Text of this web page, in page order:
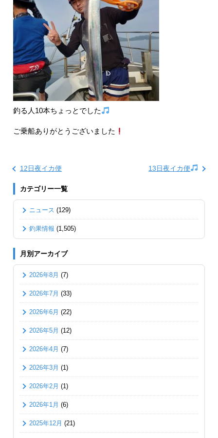
釣る人10本ちょっとでした
ご乗船ありがとうございました
12日夜イカ便 13日夜イカ便
カテゴリー一覧
ニュース (129)
釣果情報 (1,505)
月別アーカイブ
2026年8月 (7)
2026年7月 (33)
2026年6月 (22)
2026年5月 (12)
2026年4月 (7)
2026年3月 (1)
2026年2月 (1)
2026年1月 (6)
2025年12月 (21)